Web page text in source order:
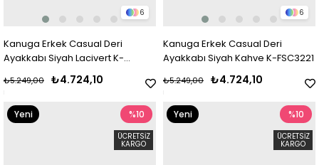
6
Kanuga Erkek Casual Deri
Ayakkabı Siyah Lacivert K-
₺4.724,10
₺5.249,00
6
Kanuga Erkek Casual Deri
Ayakkabı Siyah Kahve K-FSC3221
₺4.724,10
₺5.249,00
%10
ÜCRETSIZ
KARGO
Yeni
%10
ÜCRETSIZ
KARGO
Yeni